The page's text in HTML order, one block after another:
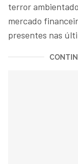
terror
mercado
presentes nas